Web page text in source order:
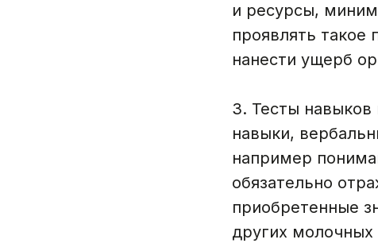
и ресурсы,
проявлять такое
нанести ущерб
3. Тесты
навыки,
например
обязательно
приобретенные
других